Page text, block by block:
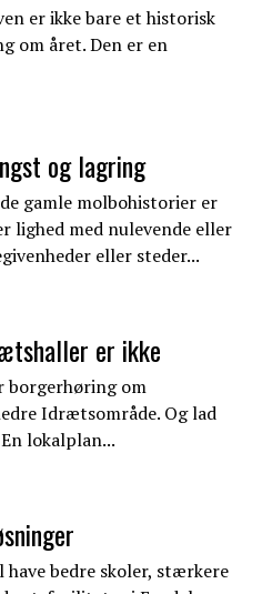
er ikke bare et historisk
om året. Den er en
og lagring
gamle molbohistorier er
lighed med nulevende eller
eller steder...
er ikke
borgerhøring om
Idrætsområde. Og lad
lokalplan...
bedre skoler, stærkere